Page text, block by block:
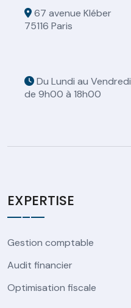
67 avenue Kléber
75116 Paris
Du Lundi au Vendredi
de 9h00 à 18h00
EXPERTISE
Gestion comptable
Audit financier
Optimisation fiscale